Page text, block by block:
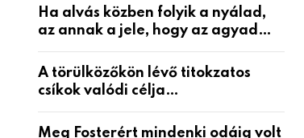
Ha alvás közben folyik a nyálad,
az annak a jele, hogy az agyad…
A törülközőkön lévő titokzatos
csíkok valódi célja…
Meg Fosterért mindenki odáig volt